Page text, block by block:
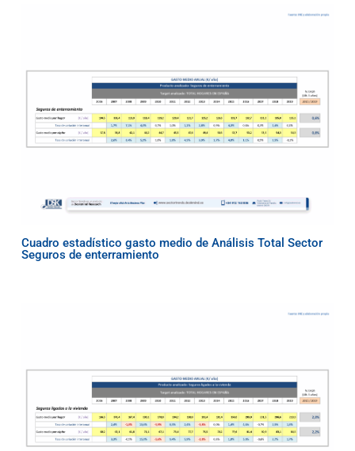
Cuadro estadístico gasto medio de Análisis Total Sector
Seguros de enterramiento